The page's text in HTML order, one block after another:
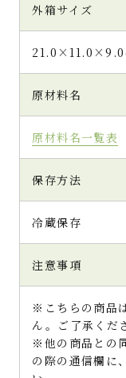
外箱サイズ
原材料名
原材料名一覧表
保存方法
冷蔵保存
注意事項
※こちらの商品
ん。ご了承くだ
※他の商品との
の際の通信欄に